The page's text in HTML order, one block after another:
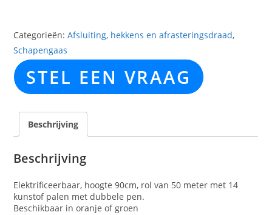
Categorieën:Afsluiting, hekkens en afrasteringsdraad,
Schapengaas
STEL EEN VRAAG
Beschrijving
Beschrijving
Elektrificeerbaar, hoogte 90cm, rol van 50 meter met 14
kunstof palen met dubbele pen.
Beschikbaar in oranje of groen